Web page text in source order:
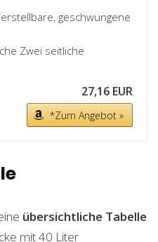
geschwungene
Zwei seitliche
27,16 EUR
*Zum Angebot »
übersichtliche Tabelle
mit 40 Liter